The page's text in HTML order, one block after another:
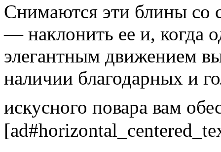
Снимаются эти блины со
— наклонить ее и, когда
элегантным движением
наличии благодарных и
искусного повара вам